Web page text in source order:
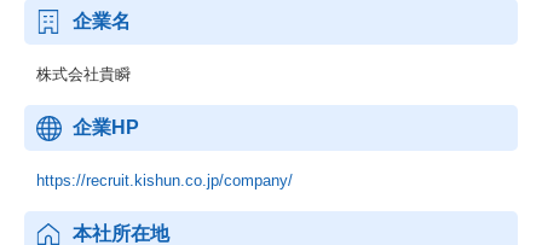
企業名
株式会社貴瞬
企業HP
https://recruit.kishun.co.jp/company/
本社所在地